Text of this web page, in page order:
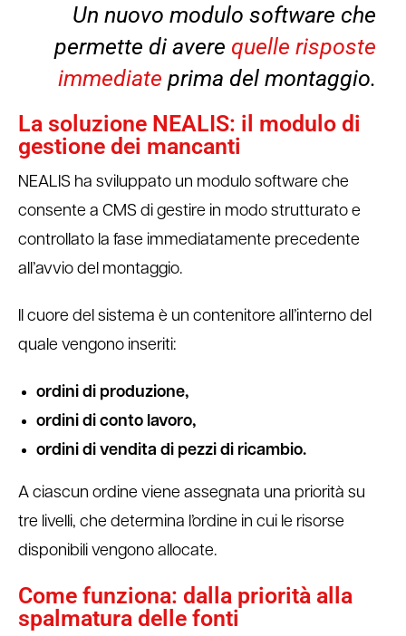
Un nuovo modulo software che
permette di avere quelle risposte
immediate prima del montaggio.
La soluzione NEALIS: il modulo di
gestione dei mancanti
NEALIS ha sviluppato un modulo software che
consente a CMS di gestire in modo strutturato e
controllato la fase immediatamente precedente
all’avvio del montaggio.
Il cuore del sistema è un contenitore all’interno del
quale vengono inseriti:
ordini di produzione,
ordini di conto lavoro,
ordini di vendita di pezzi di ricambio.
A ciascun ordine viene assegnata una priorità su
tre livelli, che determina l’ordine in cui le risorse
disponibili vengono allocate.
Come funziona: dalla priorità alla
spalmatura delle fonti